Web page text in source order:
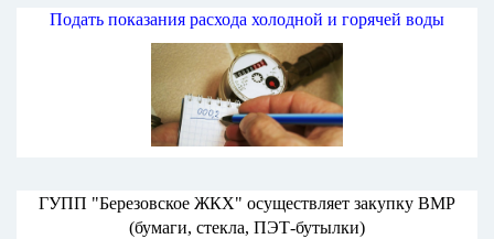
Подать показания расхода холодной и горячей воды
ГУПП "Березовское ЖКХ" осуществляет закупку ВМР
(бумаги, стекла, ПЭТ-бутылки)